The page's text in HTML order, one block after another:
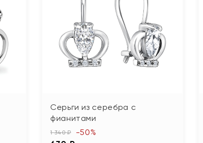
Серьги из серебра с
фианитами
1 340 ₽ -50%